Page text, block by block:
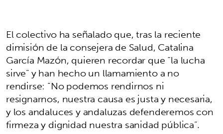
El colectivo ha señalado que, tras la reciente
dimisión de la consejera de Salud, Catalina
García Mazón, quieren recordar que “la lucha
sirve” y han hecho un llamamiento a no
rendirse: “No podemos rendirnos ni
resignarnos, nuestra causa es justa y necesaria,
y los andaluces y andaluzas defenderemos con
firmeza y dignidad nuestra sanidad pública”.